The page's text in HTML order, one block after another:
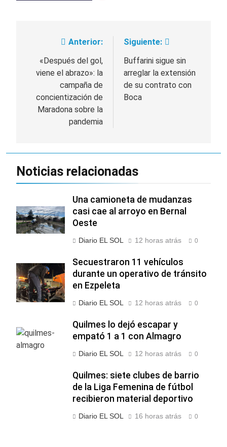
Navegación
entradas
Anterior:
«Después del gol,
viene el abrazo»: la
campaña de
concientización de
Maradona sobre la
pandemia
Siguiente:
Buffarini sigue sin
arreglar la extensión
de su contrato con
Boca
Noticias relacionadas
Una camioneta de mudanzas
casi cae al arroyo en Bernal
Oeste
Diario EL SOL 12 horas atrás 0
Secuestraron 11 vehículos
durante un operativo de tránsito
en Ezpeleta
Diario EL SOL 12 horas atrás 0
Quilmes lo dejó escapar y
empató 1 a 1 con Almagro
Diario EL SOL 12 horas atrás 0
Quilmes: siete clubes de barrio
de la Liga Femenina de fútbol
recibieron material deportivo
Diario EL SOL 16 horas atrás 0